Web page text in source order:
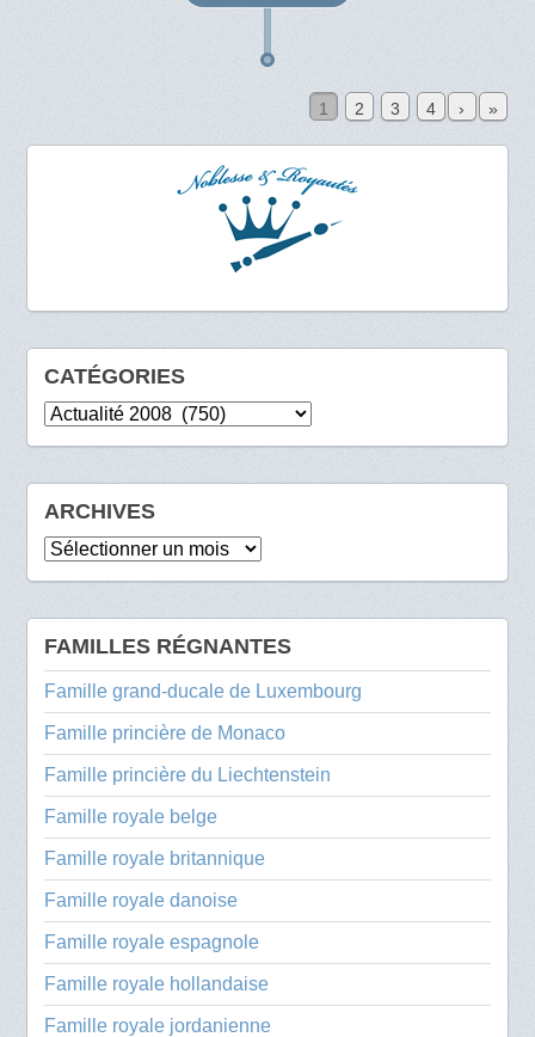
1 2 3 4 › »
CATÉGORIES
Catégories
ARCHIVES
Archives
FAMILLES RÉGNANTES
Famille grand-ducale de Luxembourg
Famille princière de Monaco
Famille princière du Liechtenstein
Famille royale belge
Famille royale britannique
Famille royale danoise
Famille royale espagnole
Famille royale hollandaise
Famille royale jordanienne